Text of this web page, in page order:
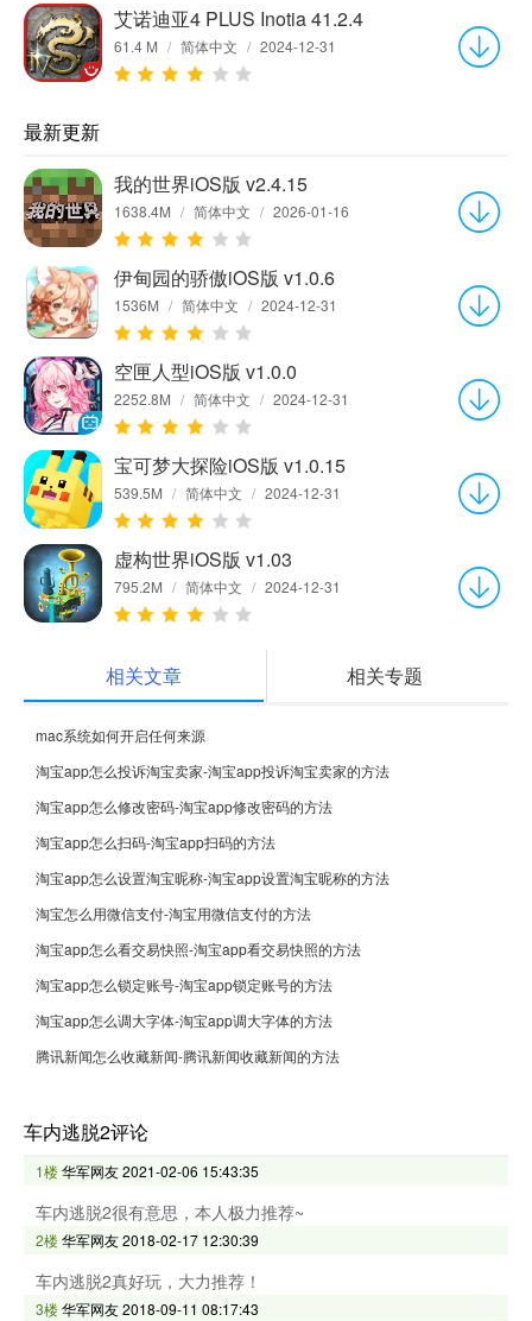
艾诺迪亚4 PLUS Inotia 41.2.4
61.4 M / 简体中文 / 2024-12-31
最新更新
我的世界iOS版 v2.4.15
1638.4M / 简体中文 / 2026-01-16
伊甸园的骄傲iOS版 v1.0.6
1536M / 简体中文 / 2024-12-31
空匣人型iOS版 v1.0.0
2252.8M / 简体中文 / 2024-12-31
宝可梦大探险iOS版 v1.0.15
539.5M / 简体中文 / 2024-12-31
虚构世界iOS版 v1.03
795.2M / 简体中文 / 2024-12-31
相关文章 相关专题
mac系统如何开启任何来源
淘宝app怎么投诉淘宝卖家-淘宝app投诉淘宝卖家的方法
淘宝app怎么修改密码-淘宝app修改密码的方法
淘宝app怎么扫码-淘宝app扫码的方法
淘宝app怎么设置淘宝昵称-淘宝app设置淘宝昵称的方法
淘宝怎么用微信支付-淘宝用微信支付的方法
淘宝app怎么看交易快照-淘宝app看交易快照的方法
淘宝app怎么锁定账号-淘宝app锁定账号的方法
淘宝app怎么调大字体-淘宝app调大字体的方法
腾讯新闻怎么收藏新闻-腾讯新闻收藏新闻的方法
车内逃脱2评论
1楼华军网友2021-02-06 15:43:35
车内逃脱2很有意思，本人极力推荐~
2楼华军网友2018-02-17 12:30:39
车内逃脱2真好玩，大力推荐！
3楼华军网友2018-09-11 08:17:43